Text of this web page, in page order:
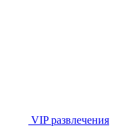
VIP развлечения